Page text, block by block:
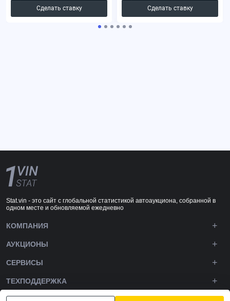
Сделать ставку
Сделать ставку
Stat.vin - это сайт с глобальной статистикой автоаукциона, собранной в
одном месте и обновляемой ежедневно
КОМПАНИЯ
АУКЦИОНЫ
СЕРВИСЫ
ТЕХПОДДЕРЖКА